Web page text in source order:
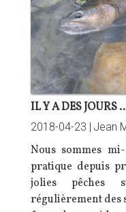
IL Y A DES JOURS
2018-04-23 | Jean
Nous sommes
pratique depuis
jolies pêches
régulièrement des